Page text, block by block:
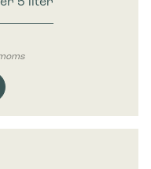
5 liter